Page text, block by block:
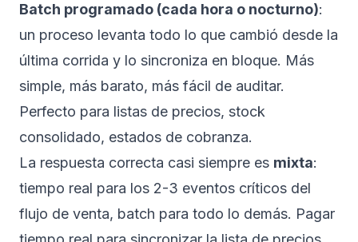
Batch programado (cada hora o nocturno):
un proceso levanta todo lo que cambió desde la
última corrida y lo sincroniza en bloque. Más
simple, más barato, más fácil de auditar.
Perfecto para listas de precios, stock
consolidado, estados de cobranza.
La respuesta correcta casi siempre es mixta:
tiempo real para los 2-3 eventos críticos del
flujo de venta, batch para todo lo demás. Pagar